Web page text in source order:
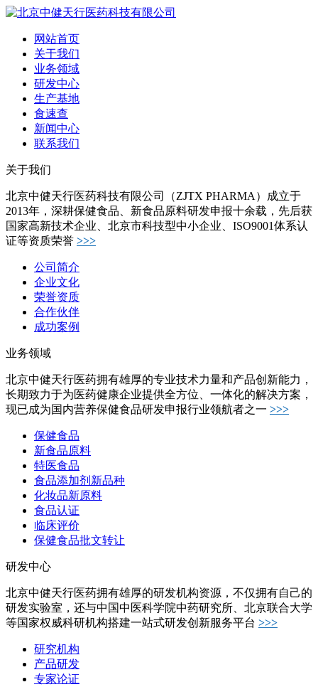
网站首页
关于我们
业务领域
研发中心
生产基地
食速查
新闻中心
联系我们
关于我们
北京中健天行医药科技有限公司（ZJTX PHARMA）成立于
2013年，深耕保健食品、新食品原料研发申报十余载，先后获
国家高新技术企业、北京市科技型中小企业、ISO9001体系认
证等资质荣誉 >>>
公司简介
企业文化
荣誉资质
合作伙伴
成功案例
业务领域
北京中健天行医药拥有雄厚的专业技术力量和产品创新能力，
长期致力于为医药健康企业提供全方位、一体化的解决方案，
现已成为国内营养保健食品研发申报行业领航者之一 >>>
保健食品
新食品原料
特医食品
食品添加剂新品种
化妆品新原料
食品认证
临床评价
保健食品批文转让
研发中心
北京中健天行医药拥有雄厚的研发机构资源，不仅拥有自己的
研发实验室，还与中国中医科学院中药研究所、北京联合大学
等国家权威科研机构搭建一站式研发创新服务平台 >>>
研究机构
产品研发
专家论证